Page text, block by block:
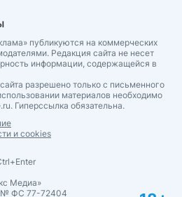
публикуются на коммерческих
Редакция сайта не несет
информации, содержащейся в
разрешено только с письменного
материалов необходимо
Гиперссылка обязательна.
и cookies
Медиа»
№ ФС 77-72404